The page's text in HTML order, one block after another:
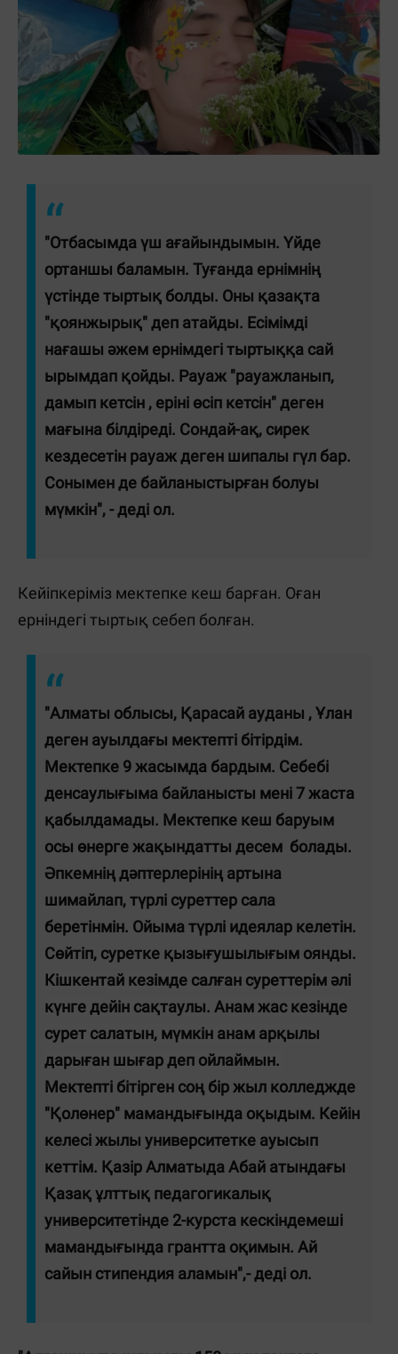
"Отбасымда үш ағайындымын. Үйде
ортаншы баламын. Туғанда ернімнің
үстінде тыртық болды. Оны қазақта
"қоянжырық" деп атайды. Есімімді
нағашы әжем ернімдегі тыртыққа сай
ырымдап қойды. Рауаж "рауажланып,
дамып кетсін , еріні өсіп кетсін" деген
мағына білдіреді. Сондай-ақ, сирек
кездесетін рауаж деген шипалы гүл бар.
Сонымен де байланыстырған болуы
мүмкін", - деді ол.
Кейіпкеріміз мектепке кеш барған. Оған
ерніндегі тыртық себеп болған.
"Алматы облысы, Қарасай ауданы , Ұлан
деген ауылдағы мектепті бітірдім.
Мектепке 9 жасымда бардым. Себебі
денсаулығыма байланысты мені 7 жаста
қабылдамады. Мектепке кеш баруым
осы өнерге жақындатты десем болады.
Әпкемнің дәптерлерінің артына
шимайлап, түрлі суреттер сала
беретінмін. Ойыма түрлі идеялар келетін.
Сөйтіп, суретке қызығушылығым оянды.
Кішкентай кезімде салған суреттерім әлі
күнге дейін сақтаулы. Анам жас кезінде
сурет салатын, мүмкін анам арқылы
дарыған шығар деп ойлаймын.
Мектепті бітірген соң бір жыл колледжде
"Қолөнер" мамандығында оқыдым. Кейін
келесі жылы университетке ауысып
кеттім. Қазір Алматыда Абай атындағы
Қазақ ұлттық педагогикалық
университетінде 2-курста кескіндемеші
мамандығында грантта оқимын. Ай
сайын стипендия аламын",- деді ол.